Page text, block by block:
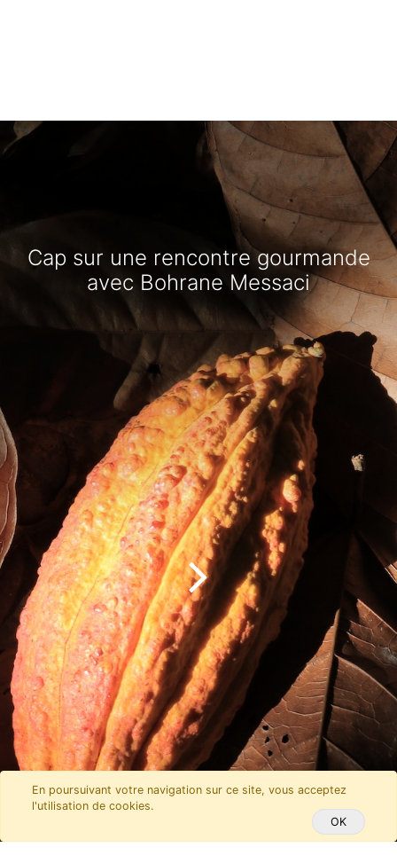
Cap sur une rencontre gourmande
avec Bohrane Messaci
En poursuivant votre navigation sur ce site, vous acceptez
l'utilisation de cookies.
OK